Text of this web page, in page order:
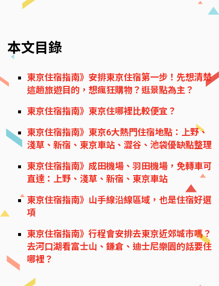
本文目錄
東京住宿指南》安排東京住宿第一步！先想清楚
這趟旅遊目的，想瘋狂購物？逛景點為主？
東京住宿指南》東京住哪裡比較便宜？
東京住宿指南》東京6大熱門住宿地點：上野、
淺草、新宿、東京車站、澀谷、池袋優缺點整理
東京住宿指南》成田機場、羽田機場，免轉車可
直達：上野、淺草、新宿、東京車站
東京住宿指南》山手線沿線區域，也是住宿好選
項
東京住宿指南》行程會安排去東京近郊城市嗎？
去河口湖看富士山、鎌倉、迪士尼樂園的話要住
哪裡？